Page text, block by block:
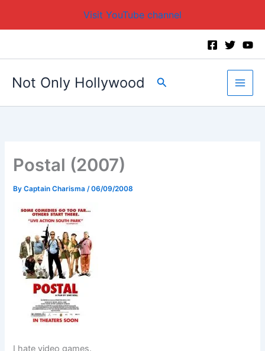
Visit YouTube channel
Not Only Hollywood Search
Postal (2007)
ByCaptain Charisma /06/09/2008
I hate video games.